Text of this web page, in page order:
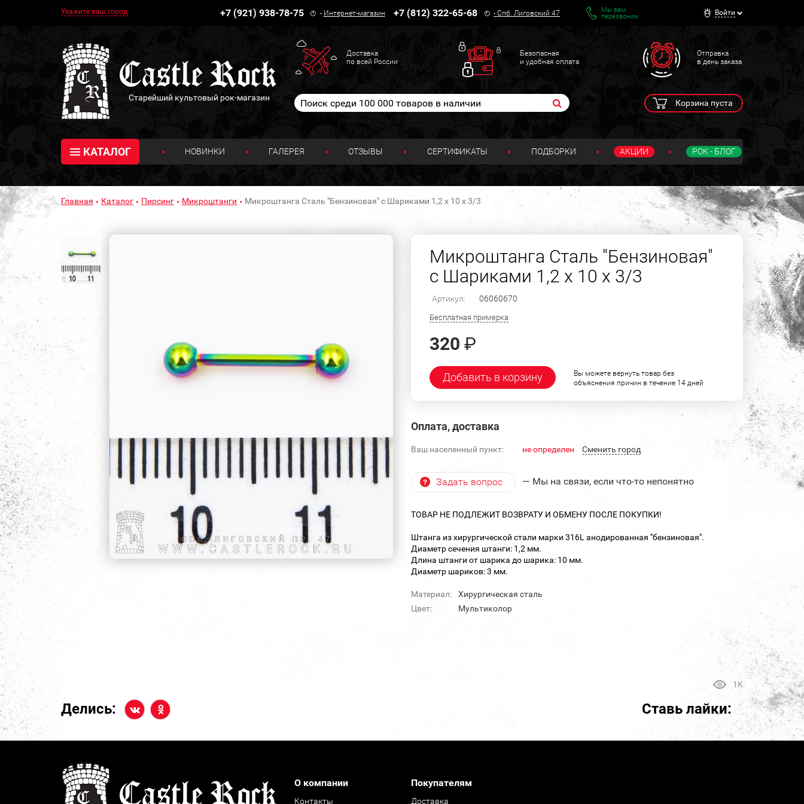
Укажите ваш город +7 (921) 938-78-75 - Интернет-магазин +7 (812) 322-65-68 -Спб. Лиговский 47
Мы вам
перезвоним
Войти
Старейший культовый рок-магазин
Доставка
по всей России
Безопасная
и удобная оплата
Отправка
в день заказа
Корзина пуста
КАТАЛОГ НОВИНКИ ГАЛЕРЕЯ ОТЗЫВЫ СЕРТИФИКАТЫ ПОДБОРКИ АКЦИИ РОК - БЛОГ
Главная Каталог Пирсинг Микроштанги Микроштанга Сталь "Бензиновая" с Шариками 1,2 х 10 х 3/3
Микроштанга Сталь "Бензиновая"
с Шариками 1,2 х 10 х 3/3
Артикул: 06060670
Бесплатная примерка
320 ₽
Добавить в корзину
Вы можете вернуть товар без
объяснения причин в течение 14 дней
Оплата, доставка
Ваш населенный пункт: не определен Cменить город
Задать вопрос — Мы на связи, если что-то непонятно
ТОВАР НЕ ПОДЛЕЖИТ ВОЗВРАТУ И ОБМЕНУ ПОСЛЕ ПОКУПКИ!
Штанга из хирургической стали марки 316L анодированная "бензиновая".
Диаметр сечения штанги: 1,2 мм.
Длина штанги от шарика до шарика: 10 мм.
Диаметр шариков: 3 мм.
Материал:
Хирургическая сталь
Цвет:
Мультиколор
1K
Делись: Ставь лайки:
О компании
Контакты
Покупателям
Доставка